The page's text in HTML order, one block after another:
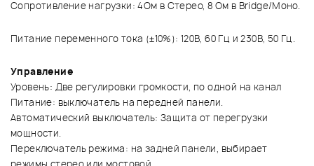
Сопротивление нагрузки: 4Ом в Стерео, 8 Ом в Bridge/Моно.
Питание переменного тока (±10%): 120В, 60 Гц и 230В, 50 Гц.
Управление
Уровень: Две регулировки громкости, по одной на канал
Питание: выключатель на передней панели.
Автоматический выключатель: Защита от перегрузки
мощности.
Переключатель режима: на задней панели, выбирает